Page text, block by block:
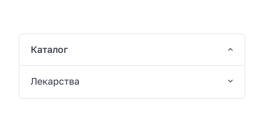
Каталог
Лекарства